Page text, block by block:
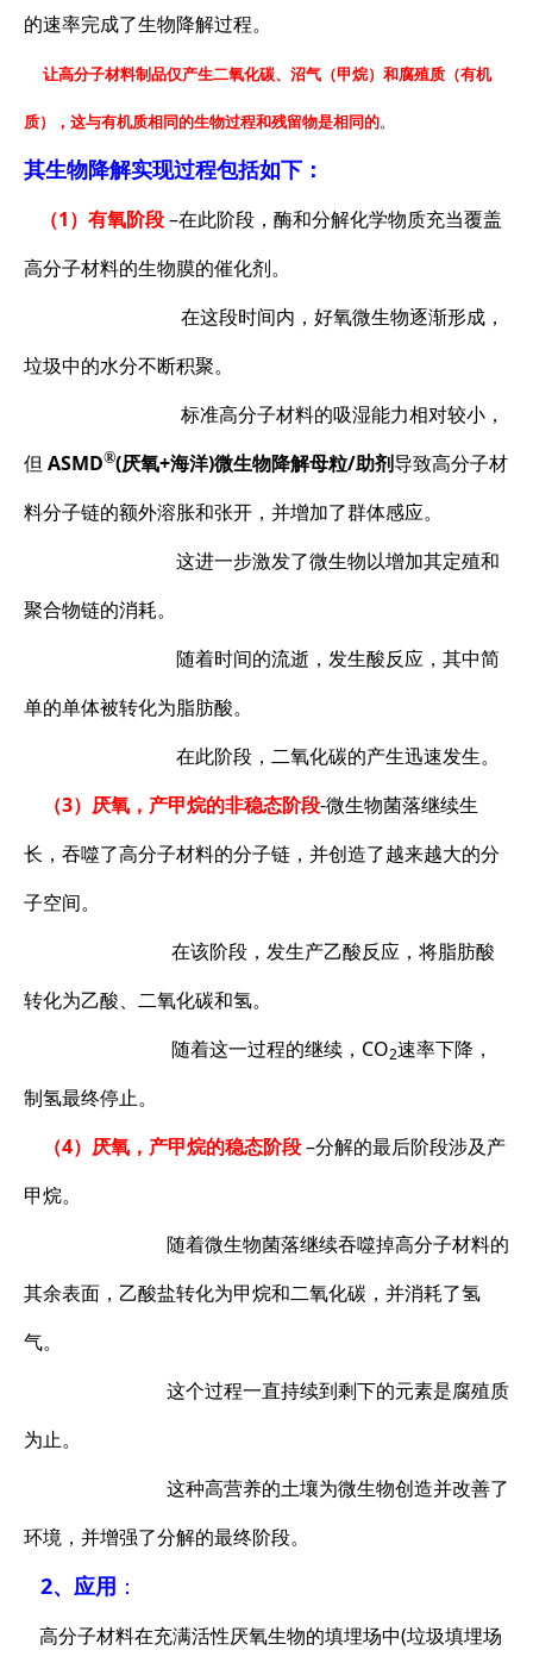
的速率完成了生物降解过程。
让高分子材料制品仅产生二氧化碳、沼气（甲烷）和腐殖质（有机
质），这与有机质相同的生物过程和残留物是相同的。
其生物降解实现过程包括如下：
（1）有氧阶段–在此阶段，酶和分解化学物质充当覆盖
高分子材料的生物膜的催化剂。
在这段时间内，好氧微生物逐渐形成，
垃圾中的水分不断积聚。
标准高分子材料的吸湿能力相对较小，
但 ASMD®(厌氧+海洋)微生物降解母粒/助剂导致高分子材
料分子链的额外溶胀和张开，并增加了群体感应。
这进一步激发了微生物以增加其定殖和
聚合物链的消耗。
随着时间的流逝，发生酸反应，其中简
单的单体被转化为脂肪酸。
在此阶段，二氧化碳的产生迅速发生。
（3）厌氧，产甲烷的非稳态阶段-微生物菌落继续生
长，吞噬了高分子材料的分子链，并创造了越来越大的分
子空间。
在该阶段，发生产乙酸反应，将脂肪酸
转化为乙酸、二氧化碳和氢。
随着这一过程的继续，CO2速率下降，
制氢最终停止。
（4）厌氧，产甲烷的稳态阶段–分解的最后阶段涉及产
甲烷。
随着微生物菌落继续吞噬掉高分子材料的
其余表面，乙酸盐转化为甲烷和二氧化碳，并消耗了氢
气。
这个过程一直持续到剩下的元素是腐殖质
为止。
这种高营养的土壤为微生物创造并改善了
环境，并增强了分解的最终阶段。
2、应用 ：
高分子材料在充满活性厌氧生物的填埋场中(垃圾填埋场